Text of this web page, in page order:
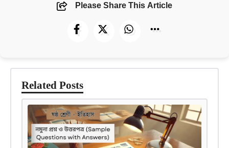
Please Share This Article
Related Posts